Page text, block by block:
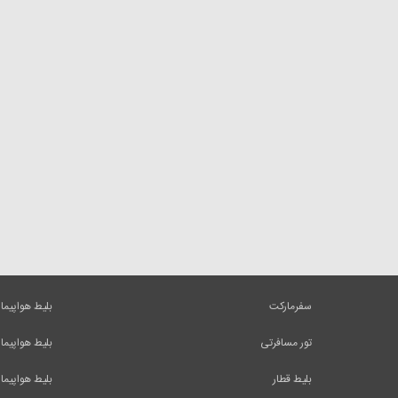
بلیط هواپیما
بلیط
بلیط
سفرمارکت
تور مسافرتی
بلیط قطار